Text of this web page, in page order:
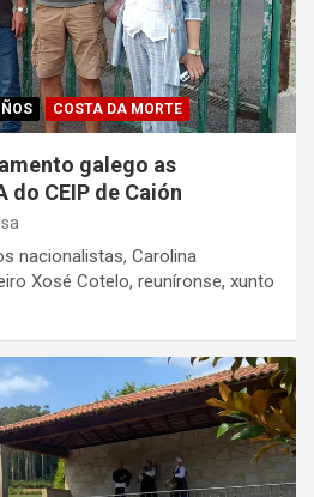
COSTA DA MORTE
galego as
do CEIP de Caión
nacionalistas, Carolina
Xosé Cotelo, reuníronse, xunto